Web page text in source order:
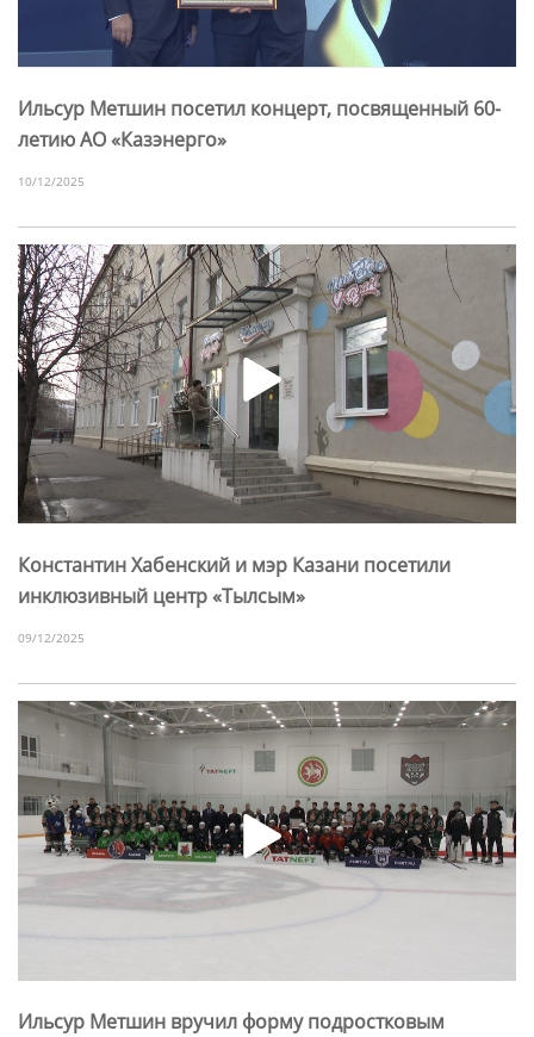
Ильсур Метшин посетил концерт, посвященный 60-
летию АО «Казэнерго»
10/12/2025
Константин Хабенский и мэр Казани посетили
инклюзивный центр «Тылсым»
09/12/2025
Ильсур Метшин вручил форму подростковым